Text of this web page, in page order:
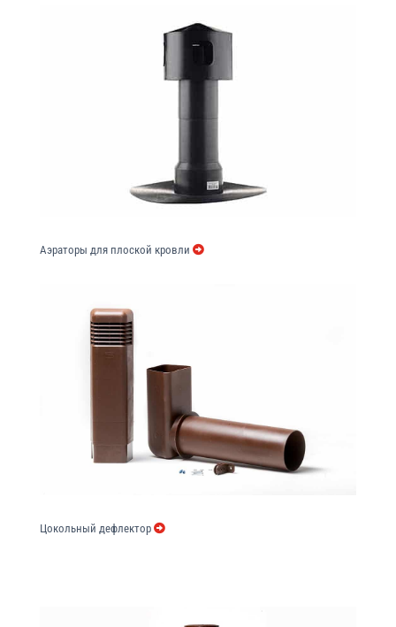
Аэраторы для плоской кровли
Цокольный дефлектор